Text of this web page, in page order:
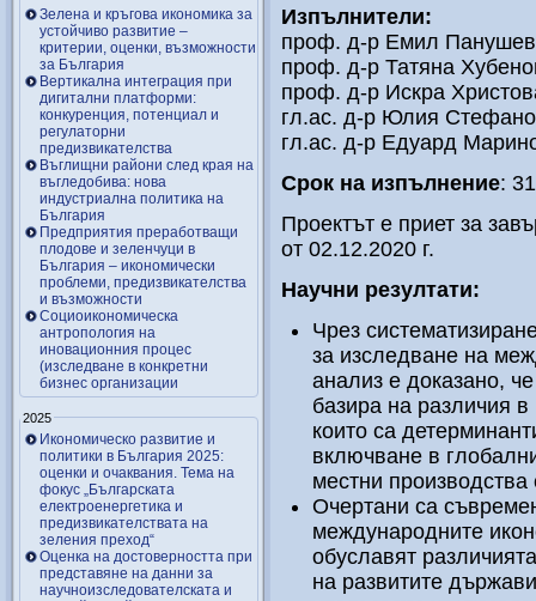
Зелена и кръгова икономика за
устойчиво развитие –
критерии, оценки, възможности
за България
Вертикална интеграция при
дигитални платформи:
конкуренция, потенциал и
регулаторни
предизвикателства
Въглищни райони след края на
въгледобива: нова
индустриална политика на
България
Предприятия преработващи
плодове и зеленчуци в
България – икономически
проблеми, предизвикателства
и възможности
Социоикономическа
антропология на
иновационния процес
(изследване в конкретни
бизнес организации
2025
Икономическо развитие и
политики в България 2025:
оценки и очаквания. Тема на
фокус „Българската
електроенергетика и
предизвикателствата на
зеления преход“
Оценка на достоверността при
представяне на данни за
научноизследователската и
Изпълнители:
проф. д-р Емил
проф. д-р Татяна
проф. д-р Искра
гл.ас. д-р Юлия
гл.ас. д-р Едуард
Срок на изпълнение:
Проектът е приет за
от 02.12.2020 г.
Научни резултати:
Чрез
за изследване на
анализ е доказано,
базира на различия в
които са
включване в
местни производства
Очертани са
международните
обуславят
на развитите